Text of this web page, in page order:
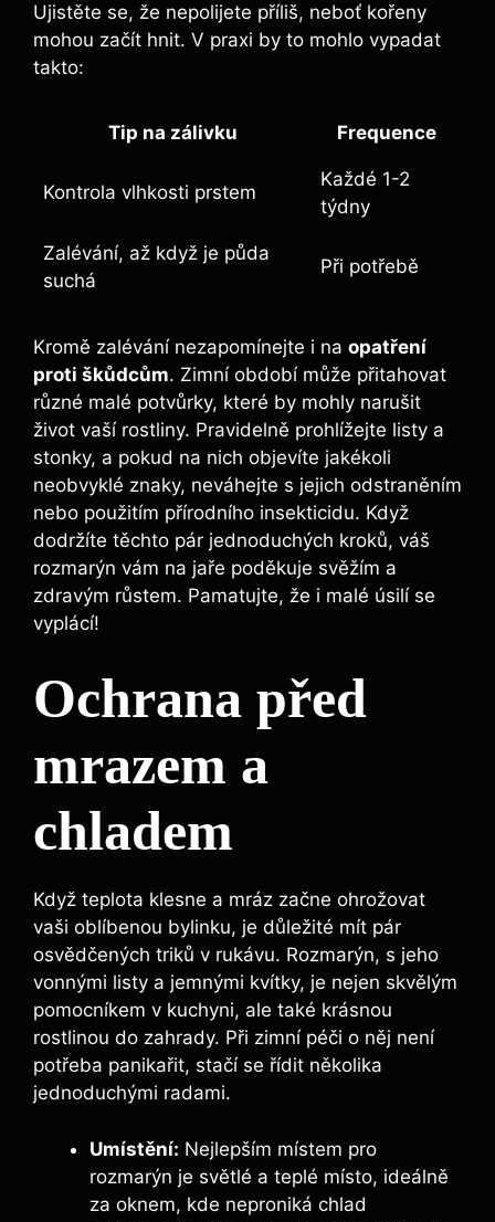
Ujistěte se, že nepolijete příliš, neboť kořeny
mohou začít hnit. V praxi by to mohlo vypadat
takto:
Tip na zálivku Frequence
Kontrola vlhkosti prstem
Každé 1-2
týdny
Zalévání, až když je půda
suchá
Při potřebě
Kromě zalévání nezapomínejte i na opatření
proti škůdcům. Zimní období může přitahovat
různé malé potvůrky, které by mohly narušit
život vaší rostliny. Pravidelně prohlížejte listy a
stonky, a pokud na nich objevíte jakékoli
neobvyklé znaky, neváhejte s jejich odstraněním
nebo použitím přírodního insekticidu. Když
dodržíte těchto pár jednoduchých kroků, váš
rozmarýn vám na jaře poděkuje svěžím a
zdravým růstem. Pamatujte, že i malé úsilí se
vyplácí!
Ochrana před
mrazem a
chladem
Když teplota klesne a mráz začne ohrožovat
vaši oblíbenou bylinku, je důležité mít pár
osvědčených triků v rukávu. Rozmarýn, s jeho
vonnými listy a jemnými kvítky, je nejen skvělým
pomocníkem v kuchyni, ale také krásnou
rostlinou do zahrady. Při zimní péči o něj není
potřeba panikařit, stačí se řídit několika
jednoduchými radami.
Umístění: Nejlepším místem pro
rozmarýn je světlé a teplé místo, ideálně
za oknem, kde neproniká chlad